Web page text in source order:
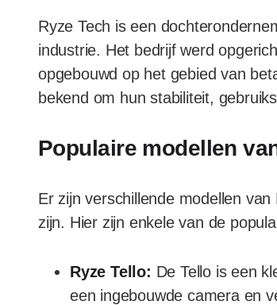
Ryze Tech is een
industrie. Het bedrijf werd
opgebouwd op het gebied van
bekend om hun stabiliteit,
Populaire modellen
Er zijn verschillende modellen
zijn. Hier zijn enkele van de
Ryze Tello: De Tello is een
een ingebouwde camera en